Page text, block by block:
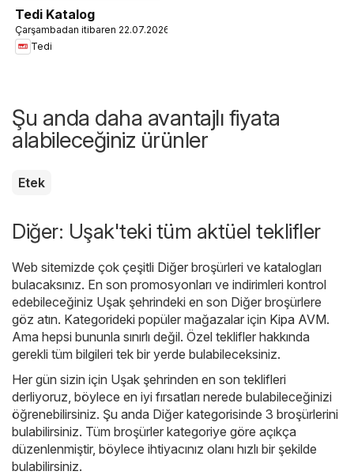
Tedi Katalog
Çarşambadan itibaren 22.07.2026
Tedi
Şu anda daha avantajlı fiyata
alabileceğiniz ürünler
Etek
Diğer: Uşak'teki tüm aktüel teklifler
Web sitemizde çok çeşitli Diğer broşürleri ve katalogları
bulacaksınız. En son promosyonları ve indirimleri kontrol
edebileceğiniz Uşak şehrindeki en son Diğer broşürlere
göz atın. Kategorideki popüler mağazalar için Kipa AVM.
Ama hepsi bununla sınırlı değil. Özel teklifler hakkında
gerekli tüm bilgileri tek bir yerde bulabileceksiniz.
Her gün sizin için Uşak şehrinden en son teklifleri
derliyoruz, böylece en iyi fırsatları nerede bulabileceğinizi
öğrenebilirsiniz. Şu anda Diğer kategorisinde 3 broşürlerini
bulabilirsiniz. Tüm broşürler kategoriye göre açıkça
düzenlenmiştir, böylece ihtiyacınız olanı hızlı bir şekilde
bulabilirsiniz.